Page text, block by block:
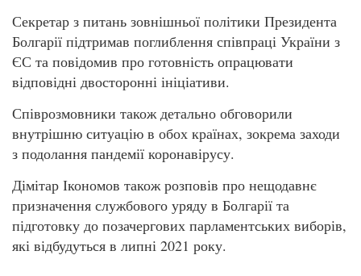
Секретар з питань зовнішньої політики Президента
Болгарії підтримав поглиблення співпраці України з
ЄС та повідомив про готовність опрацювати
відповідні двосторонні ініціативи.
Співрозмовники також детально обговорили
внутрішню ситуацію в обох країнах, зокрема заходи
з подолання пандемії коронавірусу.
Дімітар Ікономов також розповів про нещодавнє
призначення службового уряду в Болгарії та
підготовку до позачергових парламентських виборів,
які відбудуться в липні 2021 року.